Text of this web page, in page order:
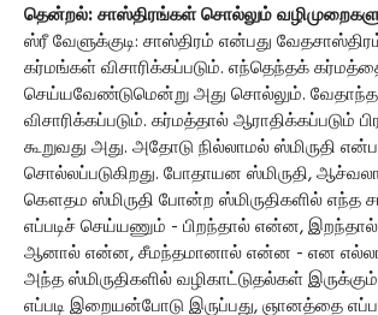
தென்றல்: சாஸ்திரங்கள் சொல்லும்
ஸ்ரீ வேளுக்குடி: சாஸ்திரம் என்பது
கர்மங்கள் விசாரிக்கப்படும். எந்தெந்தக்
செய்யவேண்டுமென்று அது சொல்லும்.
விசாரிக்கப்படும். கர்மத்தால் ஆராதிக்கப்படும்
கூறுவது அது. அதோடு நில்லாமல் ஸ்மிருதி
சொல்லப்படுகிறது. போதாயன ஸ்மிருதி,
கௌதம ஸ்மிருதி போன்ற ஸ்மிருதிகளில் எந்த
எப்படிச் செய்யணும் - பிறந்தால் என்ன,
ஆனால் என்ன, சீமந்தமானால் என்ன - என
அந்த ஸ்மிருதிகளில் வழிகாட்டுதல்கள்
எப்படி இறையன்போடு இருப்பது, ஞானத்தை